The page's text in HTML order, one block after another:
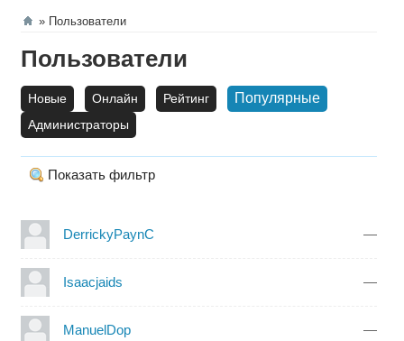
Пользователи
Пользователи
Новые Онлайн Рейтинг Популярные
Администраторы
Показать фильтр
DerrickyPaynC —
Isaacjaids —
ManuelDop —